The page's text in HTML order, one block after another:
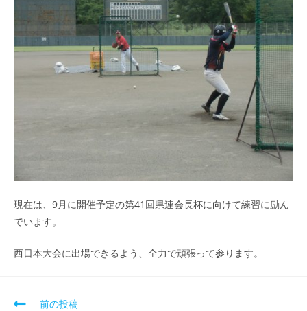
現在は、9月に開催予定の第41回県連会長杯に向けて練習に励ん
でいます。
西日本大会に出場できるよう、全力で頑張って参ります。
前の投稿